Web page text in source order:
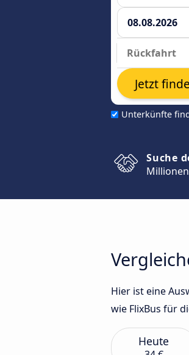
Unterkünfte
Jetzt
Suche
Hier ist eine
wie FlixBus für
Heute